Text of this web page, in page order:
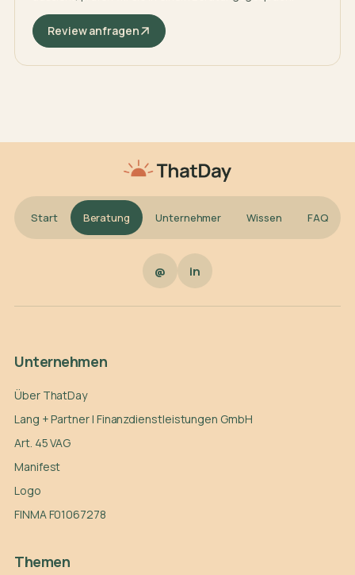
Review anfragen
Start Beratung Unternehmer Wissen FAQ
@ in
Unternehmen
Über ThatDay
Lang + Partner | Finanzdienstleistungen GmbH
Art. 45 VAG
Manifest
Logo
FINMA F01067278
Themen